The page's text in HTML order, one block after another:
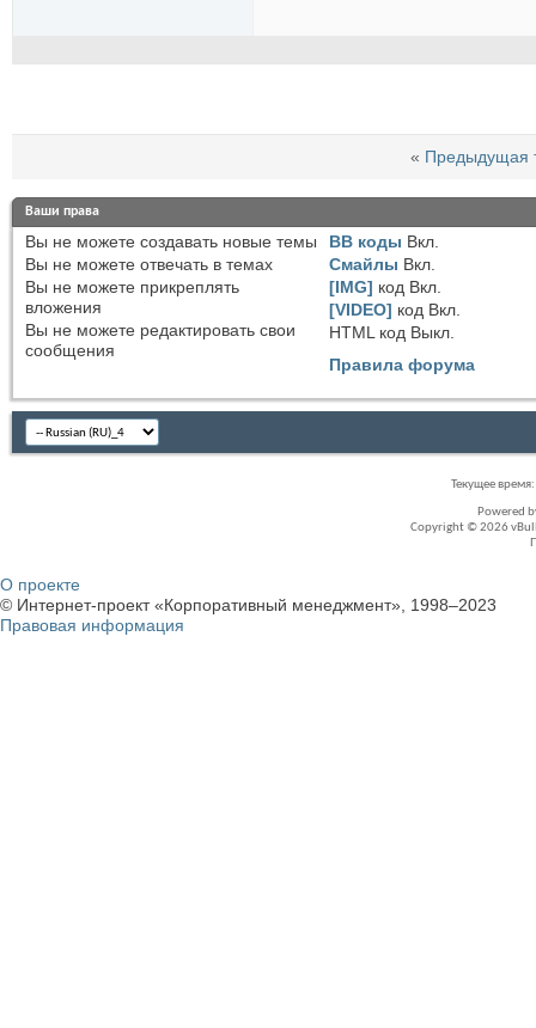
« Предыдущая
Ваши права
Вы не можете создавать новые темы
Вы не можете отвечать в темах
Вы не можете прикреплять
вложения
Вы не можете редактировать свои
сообщения
BB коды Вкл.
Смайлы Вкл.
[IMG] код Вкл.
[VIDEO] код Вкл.
HTML код Выкл.
Правила форума
Текущее время:
Powered
Copyright © 2026
О проекте
© Интернет-проект «Корпоративный менеджмент», 1998–2023
Правовая информация